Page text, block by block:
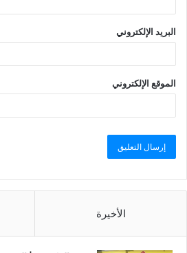
البريد الإلكتروني
الموقع الإلكتروني
الأخيرة